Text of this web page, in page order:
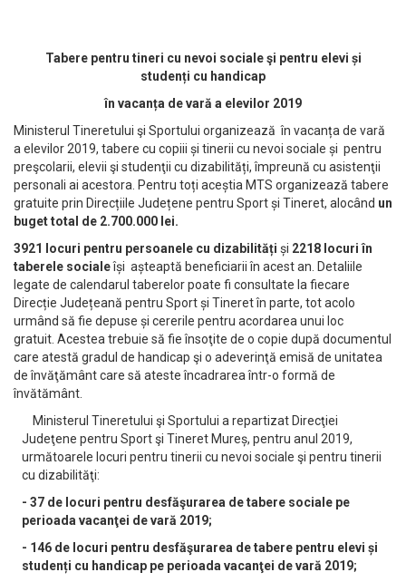
Tabere pentru tineri cu nevoi sociale şi pentru elevi și
studenți cu handicap
în vacanța de vară a elevilor 2019
Ministerul Tineretului şi Sportului organizează în vacanța de vară
a elevilor 2019, tabere cu copiii și tinerii cu nevoi sociale și pentru
preşcolarii, elevii şi studenţii cu dizabilități, împreună cu asistenţii
personali ai acestora. Pentru toți aceștia MTS organizează tabere
gratuite prin Direcțiile Județene pentru Sport și Tineret, alocând un
buget total de 2.700.000 lei.
3921 locuri pentru persoanele cu dizabilități și 2218 locuri în
taberele socialeîși așteaptă beneficiarii în acest an. Detaliile
legate de calendarul taberelor poate fi consultate la fiecare
Direcție Județeană pentru Sport și Tineret în parte, tot acolo
urmând să fie depuse și cererile pentru acordarea unui loc
gratuit. Acestea trebuie să fie însoţite de o copie după documentul
care atestă gradul de handicap şi o adeverinţă emisă de unitatea
de învăţământ care să ateste încadrarea într-o formă de
învătământ.
Ministerul Tineretului şi Sportului a repartizat Direcţiei
Judeţene pentru Sport şi Tineret Mureș, pentru anul 2019,
următoarele locuri pentru tinerii cu nevoi sociale şi pentru tinerii
cu dizabilităţi:
- 37 de locuri pentru desfăşurarea de tabere sociale pe
perioada vacanţei de vară 2019;
- 146 de locuri pentru desfăşurarea de tabere pentru elevi și
studenți cu handicap pe perioada vacanţei de vară 2019;